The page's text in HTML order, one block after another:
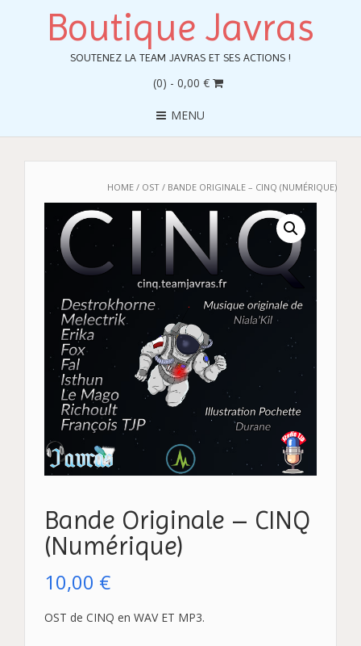
Boutique Javras
SOUTENEZ LA TEAM JAVRAS ET SES ACTIONS !
(0) - 0,00 €
MENU
HOME / OST / BANDE ORIGINALE – CINQ (NUMÉRIQUE)
Bande Originale – CINQ
(Numérique)
10,00 €
OST de CINQ en WAV ET MP3.